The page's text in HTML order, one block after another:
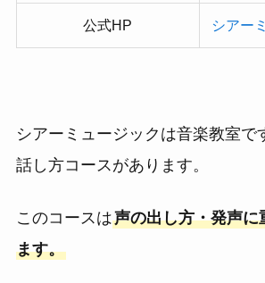
公式HP シアー
シアーミュージックは音楽教室で
話し方コースがあります。
このコースは声の出し方・発声に
ます。